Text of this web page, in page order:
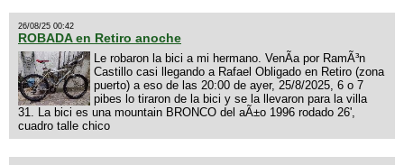
26/08/25 00:42
ROBADA en Retiro anoche
Le robaron la bici a mi hermano. VenÃ­a por RamÃ³n
Castillo casi llegando a Rafael Obligado en Retiro (zona
puerto) a eso de las 20:00 de ayer, 25/8/2025, 6 o 7
pibes lo tiraron de la bici y se la llevaron para la villa
31. La bici es una mountain BRONCO del aÃ±o 1996 rodado 26',
cuadro talle chico